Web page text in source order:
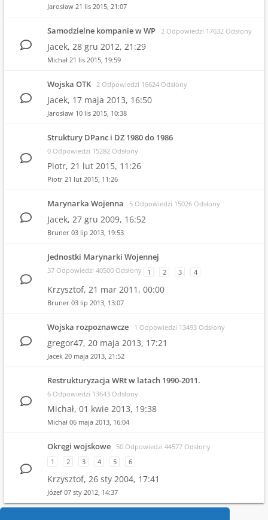
Jarosław 21 lis 2015, 21:07
Samodzielne kompanie w WP 2 Odpowiedzi 17632 Odsłony
Jacek, 28 gru 2012, 21:29
Michał 21 lis 2015, 19:59
Wojska OTK 2 Odpowiedzi 16624 Odsłony
Jacek, 17 maja 2013, 16:50
Jarosław 10 lis 2015, 10:38
Struktury DPanc i DZ 1980 do 1986
0 Odpowiedzi 15282 Odsłony
Piotr, 21 lut 2015, 11:26
Piotr 21 lut 2015, 11:26
Marynarka Wojenna 5 Odpowiedzi 15026 Odsłony
Jacek, 27 gru 2009, 16:52
Bruner 03 lip 2013, 19:53
Jednostki Marynarki Wojennej
37 Odpowiedzi 40500 Odsłony 1 2 3 4
Krzysztof, 21 mar 2011, 00:00
Bruner 03 lip 2013, 13:07
Wojska rozpoznawcze 1 Odpowiedzi 13493 Odsłony
gregor47, 20 maja 2013, 17:21
Jacek 20 maja 2013, 21:52
Restrukturyzacja WRt w latach 1990-2011.
6 Odpowiedzi 13643 Odsłony
Michał, 01 kwie 2013, 19:38
Michał 06 maja 2013, 16:04
Okręgi wojskowe
50 Odpowiedzi 44577 Odsłony
1
2 3 4 5 6
Krzysztof, 26 sty 2004, 17:41
Józef 07 sty 2012, 14:37